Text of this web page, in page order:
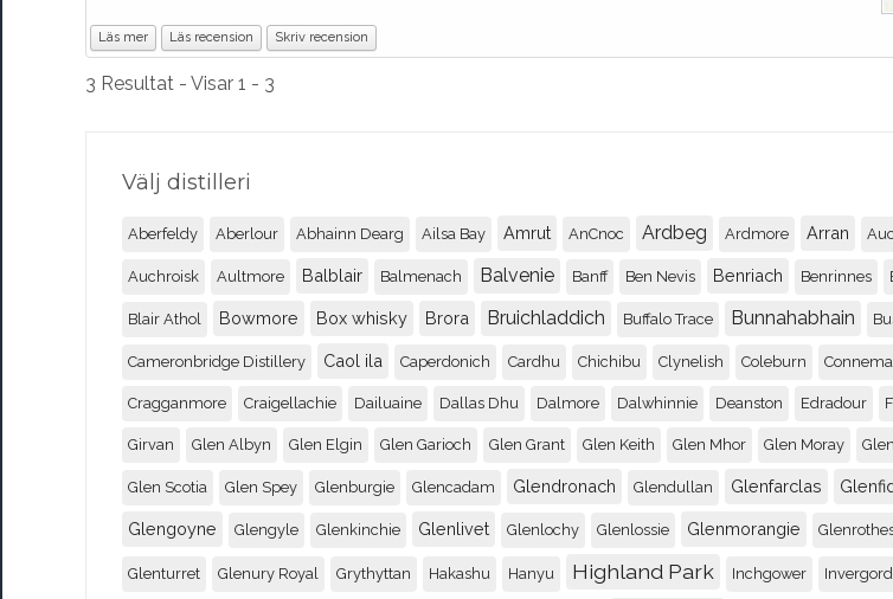
Läs mer Läs recension Skriv recension
3 Resultat - Visar 1 - 3
Välj distilleri
Aberfeldy Aberlour Abhainn Dearg Ailsa Bay Amrut AnCnoc Ardbeg Ardmore Arran
Auchroisk Aultmore Balblair Balmenach Balvenie Banff Ben Nevis Benriach Benrinnes
Blair Athol Bowmore Box whisky Brora Bruichladdich Buffalo Trace Bunnahabhain
Cameronbridge Distillery Caol ila Caperdonich Cardhu Chichibu Clynelish Coleburn
Cragganmore Craigellachie Dailuaine Dallas Dhu Dalmore Dalwhinnie Deanston Edradour
Girvan Glen Albyn Glen Elgin Glen Garioch Glen Grant Glen Keith Glen Mhor Glen Moray
Glen Scotia Glen Spey Glenburgie Glencadam Glendronach Glendullan Glenfarclas
Glengoyne Glengyle Glenkinchie Glenlivet Glenlochy Glenlossie Glenmorangie
Glenturret Glenury Royal Grythyttan Hakashu Hanyu Highland Park Inchgower